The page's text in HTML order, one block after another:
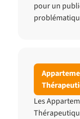
pour un
Les